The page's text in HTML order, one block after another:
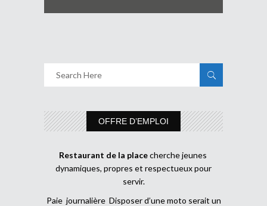
OFFRE D’EMPLOI
Restaurant de la placecherche jeunes
dynamiques, propres et respectueux pour
servir.
Paie journalière Disposer d’une moto serait un